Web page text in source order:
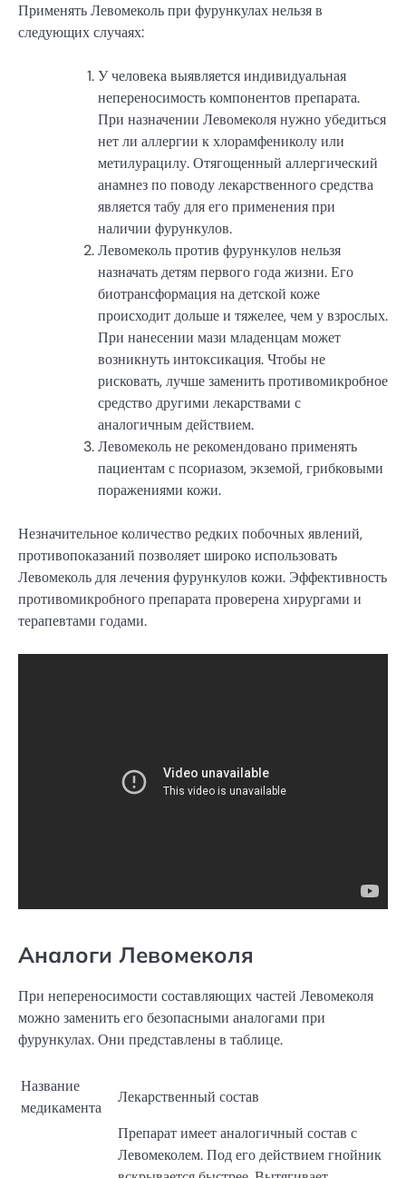
Применять Левомеколь при фурункулах нельзя в
следующих случаях:
У человека выявляется индивидуальная
непереносимость компонентов препарата.
При назначении Левомеколя нужно убедиться
нет ли аллергии к хлорамфениколу или
метилурацилу. Отягощенный аллергический
анамнез по поводу лекарственного средства
является табу для его применения при
наличии фурункулов.
Левомеколь против фурункулов нельзя
назначать детям первого года жизни. Его
биотрансформация на детской коже
происходит дольше и тяжелее, чем у взрослых.
При нанесении мази младенцам может
возникнуть интоксикация. Чтобы не
рисковать, лучше заменить противомикробное
средство другими лекарствами с
аналогичным действием.
Левомеколь не рекомендовано применять
пациентам с псориазом, экземой, грибковыми
поражениями кожи.
Незначительное количество редких побочных явлений,
противопоказаний позволяет широко использовать
Левомеколь для лечения фурункулов кожи. Эффективность
противомикробного препарата проверена хирургами и
терапевтами годами.
Аналоги Левомеколя
При непереносимости составляющих частей Левомеколя
можно заменить его безопасными аналогами при
фурункулах. Они представлены в таблице.
Название
медикамента
Лекарственный состав
Препарат имеет аналогичный состав с
Левомеколем. Под его действием гнойник